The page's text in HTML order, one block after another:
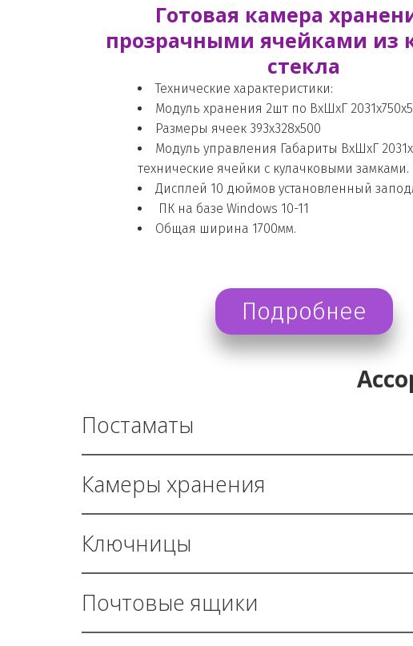
Готовая камера
прозрачными ячейками из
стекла
Технические характеристики:
Модуль хранения 2шт по ВхШхГ
Размеры ячеек 393х328х500
Модуль управления Габариты ВхШхГ
технические ячейки с кулачковыми замками.
Дисплей 10 дюймов установленный
ПК на базе Windows 10-11
Общая ширина 1700мм.
Подробнее
Постаматы
Камеры хранения
Ключницы
Почтовые ящики